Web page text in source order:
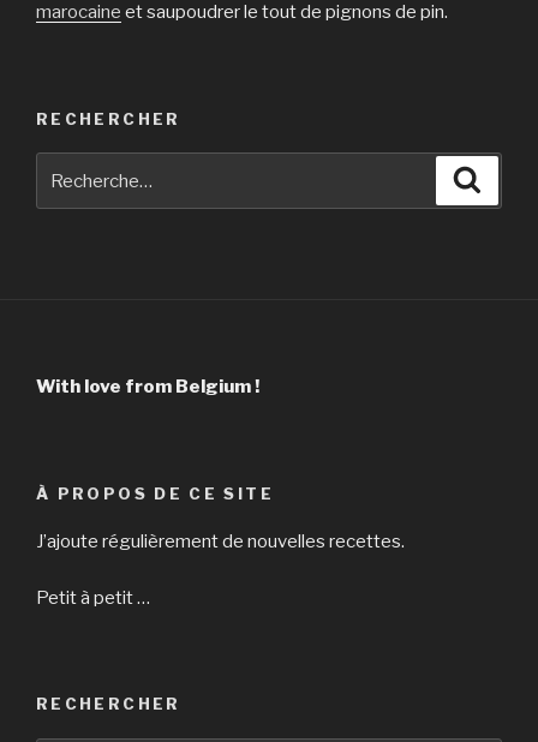
marocaine et saupoudrer le tout de pignons de pin.
RECHERCHER
With love from Belgium !
À PROPOS DE CE SITE
J’ajoute régulièrement de nouvelles recettes.
Petit à petit …
RECHERCHER